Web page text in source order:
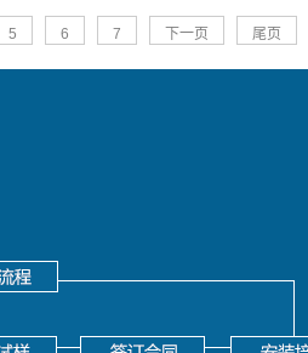
5 6 7 下一页 尾页